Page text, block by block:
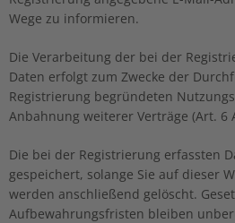
Wege zu informieren.
Die Verarbeitung der bei der
Daten erfolgt zum Zwecke der
Registrierung begründeten
Anbahnung weiterer Verträge (Art. 6
Die bei der Registrierung erfassten
gespeichert, solange Sie auf dieser
werden anschließend gelöscht.
Aufbewahrungsfristen bleiben